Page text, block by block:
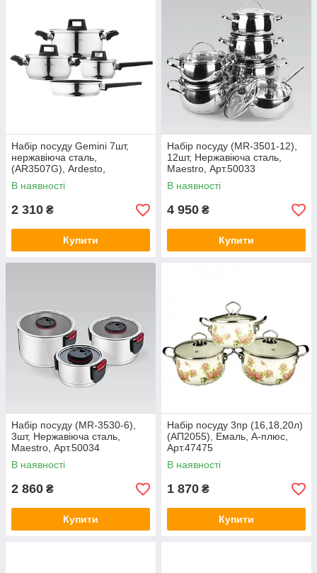
Набір посуду Gemini 7шт,
нержавіюча сталь,
(AR3507G), Ardesto,
Арт.49785
В наявності
2 310 ₴
Купити
Набір посуду (MR-3501-12),
12шт, Нержавіюча сталь,
Maestro, Арт.50033
В наявності
4 950 ₴
Купити
Набір посуду (MR-3530-6),
3шт, Нержавіюча сталь,
Maestro, Арт.50034
В наявності
2 860 ₴
Купити
Набір посуду 3пр (16,18,20л)
(АП2055), Емаль, А-плюс,
Арт.47475
В наявності
1 870 ₴
Купити